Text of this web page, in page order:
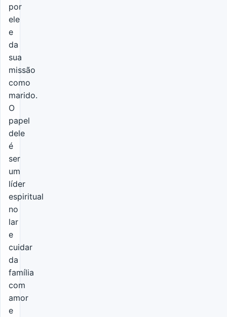
por
ele
e
da
sua
missão
como
marido.
O
papel
dele
é
ser
um
líder
espiritual
no
lar
e
cuidar
da
família
com
amor
e